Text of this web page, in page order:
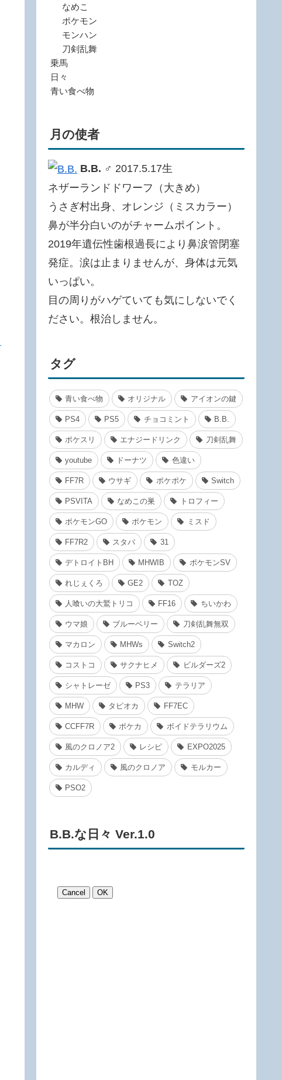
なめこ
ポケモン
モンハン
刀剣乱舞
乗馬
日々
青い食べ物
月の使者
B.B. ♂ 2017.5.17生
ネザーランドドワーフ（大きめ）
うさぎ村出身、オレンジ（ミスカラー）
鼻が半分白いのがチャームポイント。
2019年遺伝性歯根過長により鼻涙管閉塞
発症。涙は止まりませんが、身体は元気
いっぱい。
目の周りがハゲていても気にしないでく
ださい。根治しません。
タグ
青い食べ物 オリジナル アイオンの鍵
PS4 PS5 チョコミント B.B.
ポケスリ エナジードリンク 刀剣乱舞
youtube ドーナツ 色違い
FF7R ウサギ ポケポケ Switch
PSVITA なめこの巣 トロフィー
ポケモンGO ポケモン ミスド
FF7R2 スタバ 31
デトロイトBH MHWIB ポケモンSV
れじぇくろ GE2 TOZ
人喰いの大鷲トリコ FF16 ちいかわ
ウマ娘 ブルーベリー 刀剣乱舞無双
マカロン MHWs Switch2
コストコ サクナヒメ ビルダーズ2
シャトレーゼ PS3 テラリア
MHW タピオカ FF7EC
CCFF7R ポケカ ボイドテラリウム
風のクロノア2 レシピ EXPO2025
カルディ 風のクロノア モルカー
PSO2
B.B.な日々 Ver.1.0